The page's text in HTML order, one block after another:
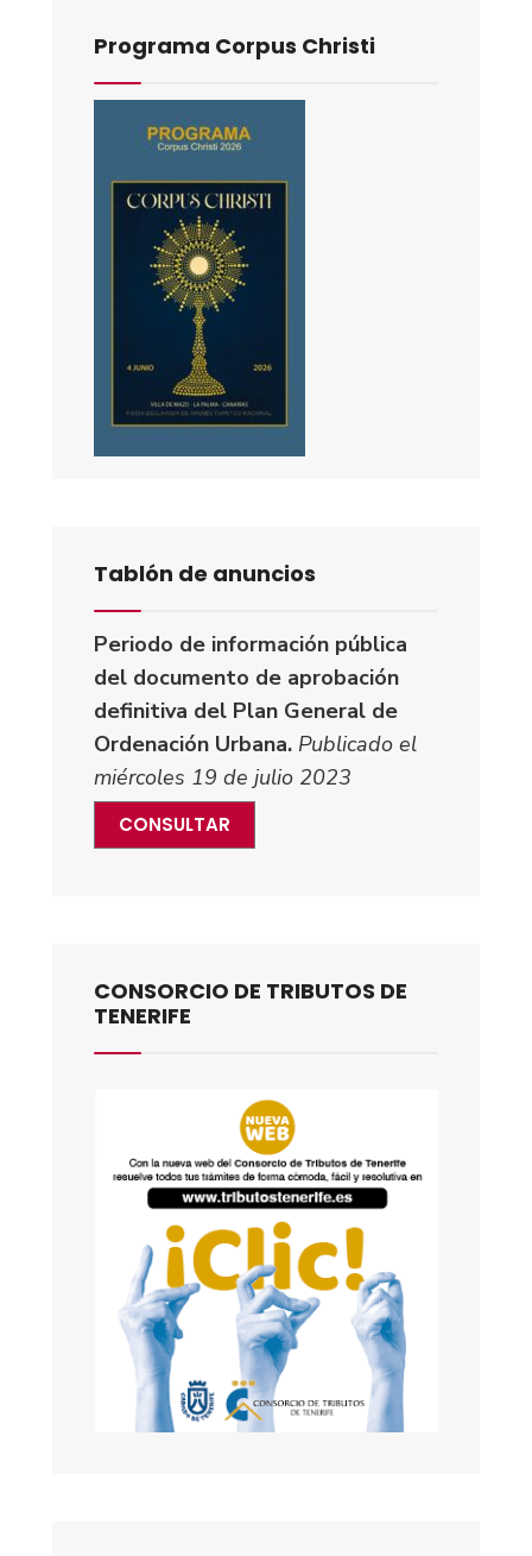
Programa Corpus Christi
Tablón de anuncios
Periodo de información pública
del documento de aprobación
definitiva del Plan General de
Ordenación Urbana. Publicado el
miércoles 19 de julio 2023
CONSULTAR
CONSORCIO DE TRIBUTOS DE
TENERIFE